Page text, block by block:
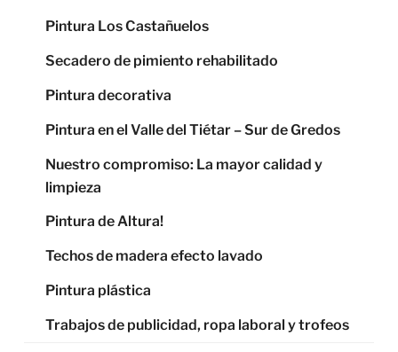
Pintura Los Castañuelos
Secadero de pimiento rehabilitado
Pintura decorativa
Pintura en el Valle del Tiétar – Sur de Gredos
Nuestro compromiso: La mayor calidad y
limpieza
Pintura de Altura!
Techos de madera efecto lavado
Pintura plástica
Trabajos de publicidad, ropa laboral y trofeos